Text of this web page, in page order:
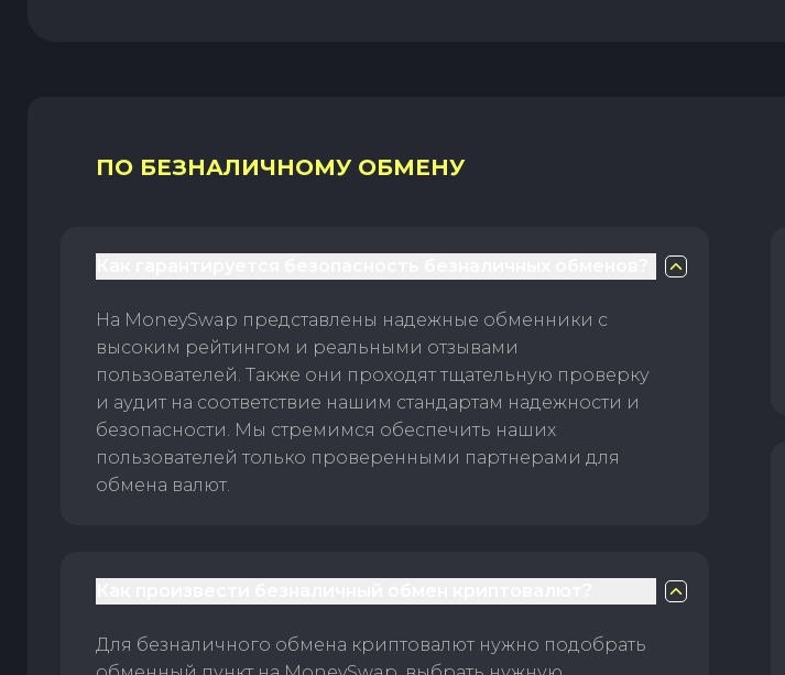
ПО БЕЗНАЛИЧНОМУ ОБМЕНУ
На MoneySwap представлены надежные обменники с
высоким рейтингом и реальными отзывами
пользователей. Также они проходят тщательную проверку
и аудит на соответствие нашим стандартам надежности и
безопасности. Мы стремимся обеспечить наших
пользователей только проверенными партнерами для
обмена валют.
Для безналичного обмена криптовалют нужно подобрать